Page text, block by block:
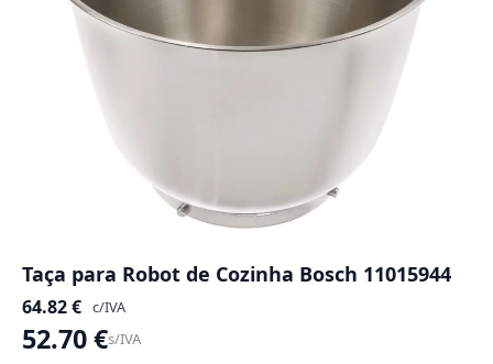
Taça para Robot de Cozinha Bosch 11015944
64.82€ c/IVA
52.70€s/IVA